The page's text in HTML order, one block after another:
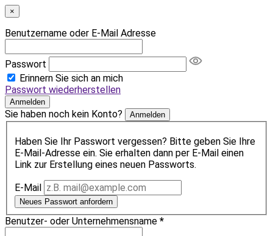
×
Benutzername oder E-Mail Adresse
Passwort
Erinnern Sie sich an mich
Passwort wiederherstellen
Anmelden
Sie haben noch kein Konto? Anmelden
Haben Sie Ihr Passwort vergessen? Bitte geben Sie Ihre
E-Mail-Adresse ein. Sie erhalten dann per E-Mail einen
Link zur Erstellung eines neuen Passworts.
E-Mail
Neues Passwort anfordern
Benutzer- oder Unternehmensname *